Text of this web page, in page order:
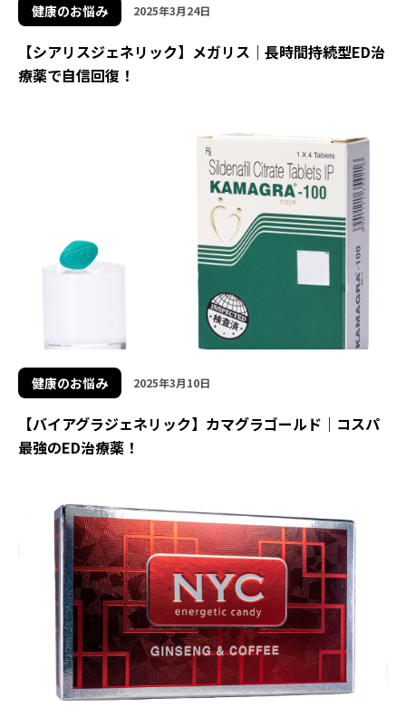
健康のお悩み 2025年3月24日
【シアリスジェネリック】メガリス｜長時間持続型ED治
療薬で自信回復！
健康のお悩み 2025年3月10日
【バイアグラジェネリック】カマグラゴールド｜コスパ
最強のED治療薬！